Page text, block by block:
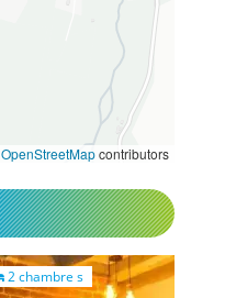
OpenStreetMapcontributors
2 chambre s